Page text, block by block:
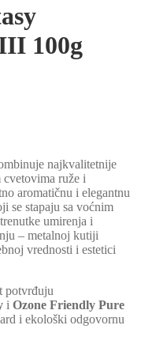
100g
najkvalitetnije
cvetovima ruže i
aromatičnu i elegantnu
se stapaju sa voćnim
umirenja i
– metalnoj kutiji
vrednosti i estetici
potvrđuju
i Ozone Friendly Pure
i ekološki odgovornu